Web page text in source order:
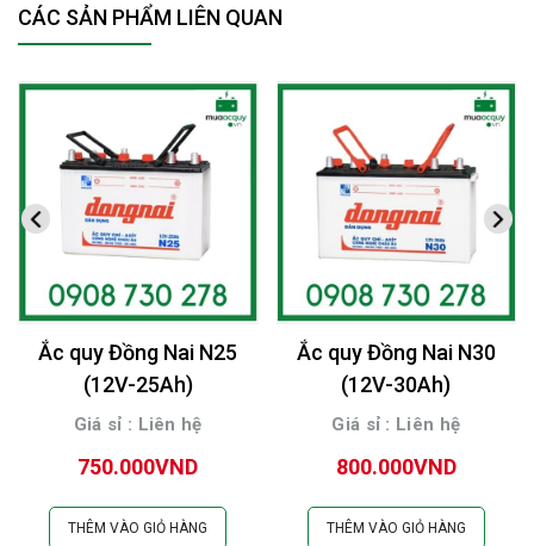
CÁC SẢN PHẨM LIÊN QUAN
Ắc quy Đồng Nai N25
(12V-25Ah)
Giá sỉ : Liên hệ
750.000VND
THÊM VÀO GIỎ HÀNG
Ắc quy Đồng Nai N30
(12V-30Ah)
Giá sỉ : Liên hệ
800.000VND
THÊM VÀO GIỎ HÀNG